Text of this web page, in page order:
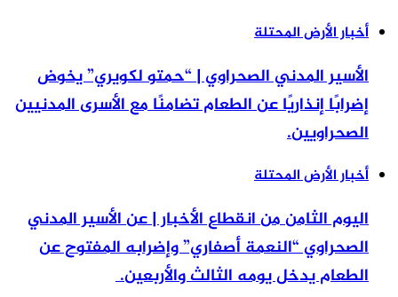
أخبار الأرض المحتلة
الأسير المدني الصحراوي | “حمتو لكويري” يخوض
إضرابًا إنذاريًا عن الطعام تضامنًا مع الأسرى المدنيين
الصحراويين.
أخبار الأرض المحتلة
اليوم الثامن من انقطاع الأخبار | عن الأسير المدني
الصحراوي “النعمة أصفاري” وإضرابه المفتوح عن
الطعام يدخل يومه الثالث والأربعين.